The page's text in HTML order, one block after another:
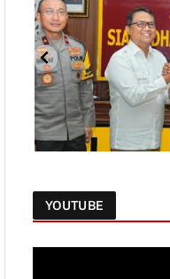
YOUTUBE